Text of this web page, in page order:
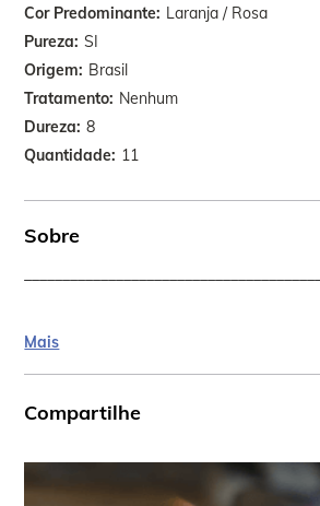
Cor Predominante Laranja / Rosa
Pureza SI
Origem Brasil
Tratamento Nenhum
Dureza 8
Quantidade 11
Sobre
Mais
Compartilhe